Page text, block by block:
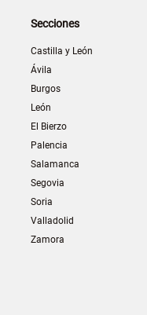
Secciones
Castilla y León
Ávila
Burgos
León
El Bierzo
Palencia
Salamanca
Segovia
Soria
Valladolid
Zamora